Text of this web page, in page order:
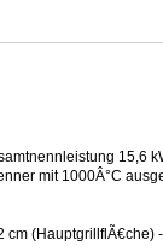
15,6
mit 1000Â°C
cm (HauptgrillflÃ€che)